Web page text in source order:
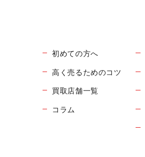
初めての方へ
高く売るためのコツ
買取店舗一覧
コラム